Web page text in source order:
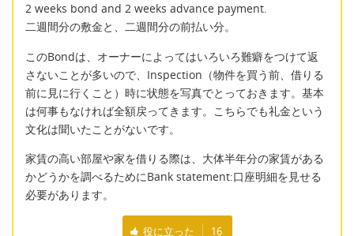
2 weeks bond and 2 weeks advance payment.
二週間分の敷金と、二週間分の前払い分。
このBondは、オーナーによってはいろいろ難癖をつけて返
さないことが多いので、Inspection（物件を買う前、借りる
前に見に行くこと）時に状態を写真でとっておきます。基本
は何事もなければ全額戻ってきます。こちらでも礼金という
文化は聞いたことがないです。
家賃の高い部屋や家を借りる際は、大体半年分の家賃がある
かどうかを調べるためにBank statement:口座明細を見せる
必要があります。
役に立った 16